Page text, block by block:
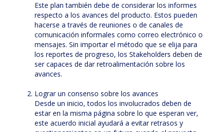
Este plan también debe de considerar los informes
respecto a los avances del producto. Estos pueden
hacerse a través de reuniones o de canales de
comunicación informales como correo electrónico o
mensajes. Sin importar el método que se elija para
los reportes de progreso, los Stakeholders deben de
ser capaces de dar retroalimentación sobre los
avances.
Lograr un consenso sobre los avances
Desde un inicio, todos los involucrados deben de
estar en la misma página sobre lo que esperan ver,
este acuerdo inicial ayudará a evitar retrasos y